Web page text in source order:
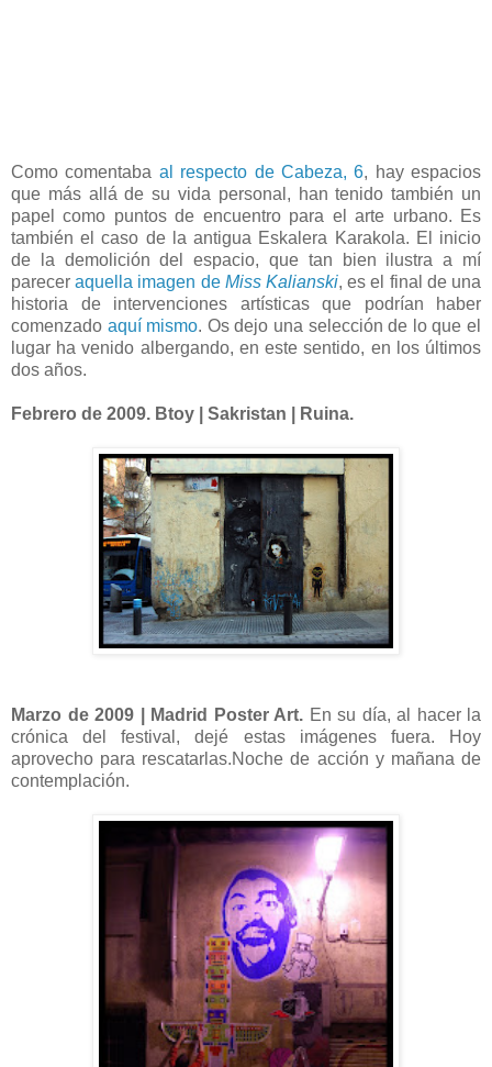
Como comentaba al respecto de Cabeza, 6, hay espacios
que más allá de su vida personal, han tenido también un
papel como puntos de encuentro para el arte urbano. Es
también el caso de la antigua Eskalera Karakola. El inicio
de la demolición del espacio, que tan bien ilustra a mí
pareceraquella imagen de Miss Kalianski, es el final de una
historia de intervenciones artísticas que podrían haber
comenzado aquí mismo. Os dejo una selección de lo que el
lugar ha venido albergando, en este sentido, en los últimos
dos años.
Febrero de 2009. Btoy | Sakristan | Ruina.
Marzo de 2009 | Madrid Poster Art. En su día, al hacer la
crónica del festival, dejé estas imágenes fuera. Hoy
aprovecho para rescatarlas.Noche de acción y mañana de
contemplación.